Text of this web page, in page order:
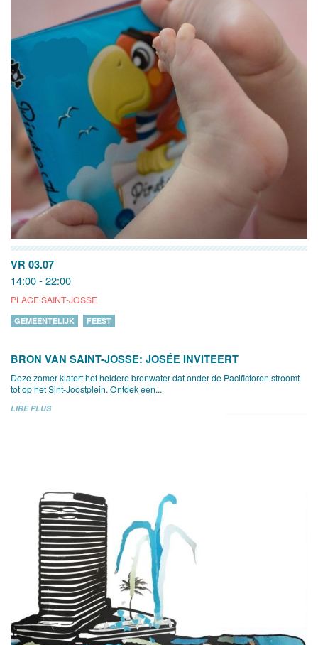
VR 03.07
14:00 - 22:00
PLACE SAINT-JOSSE
GEMEENTELIJK FEEST
BRON VAN SAINT-JOSSE: JOSÉE INVITEERT
Deze zomer klatert het heldere bronwater dat onder de Pacifictoren stroomt
tot op het Sint-Joostplein. Ontdek een...
LIRE PLUS